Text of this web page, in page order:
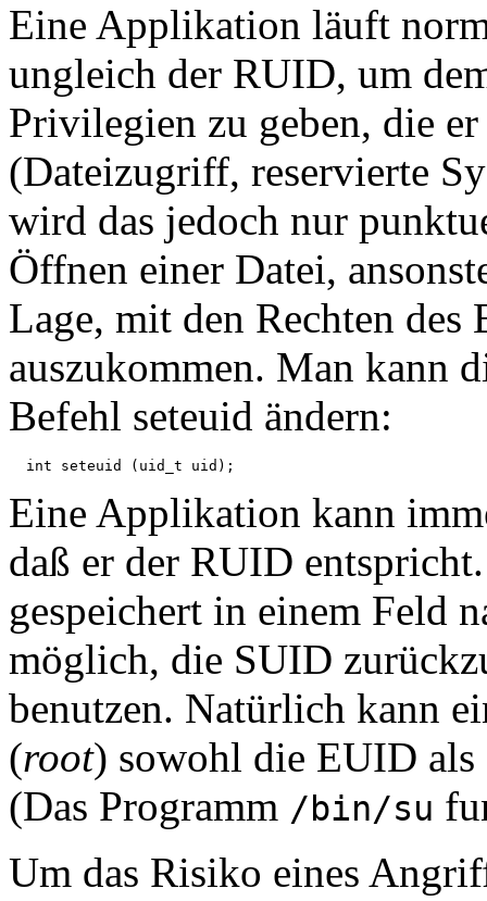
Eine Applikation läuft
ungleich der RUID, um
Privilegien zu geben, die
(Dateizugriff, reservierte
wird das jedoch nur
Öffnen einer Datei,
Lage, mit den Rechten des
auszukommen. Man kann
Befehl seteuid ändern:
Eine Applikation kann
daß er der RUID
gespeichert in einem Feld
möglich, die SUID
benutzen. Natürlich kann
(root) sowohl die EUID
(Das Programm /bin/su
Um das Risiko eines